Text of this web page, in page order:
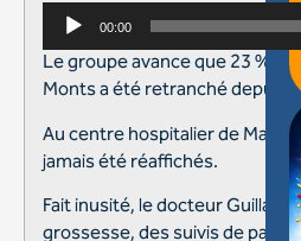
Lecteur
audio
00:00
Le groupe avance que 23 %
Monts a été retranché depuis
Au centre hospitalier de
jamais été réaffichés.
Fait inusité, le docteur
grossesse, des suivis de